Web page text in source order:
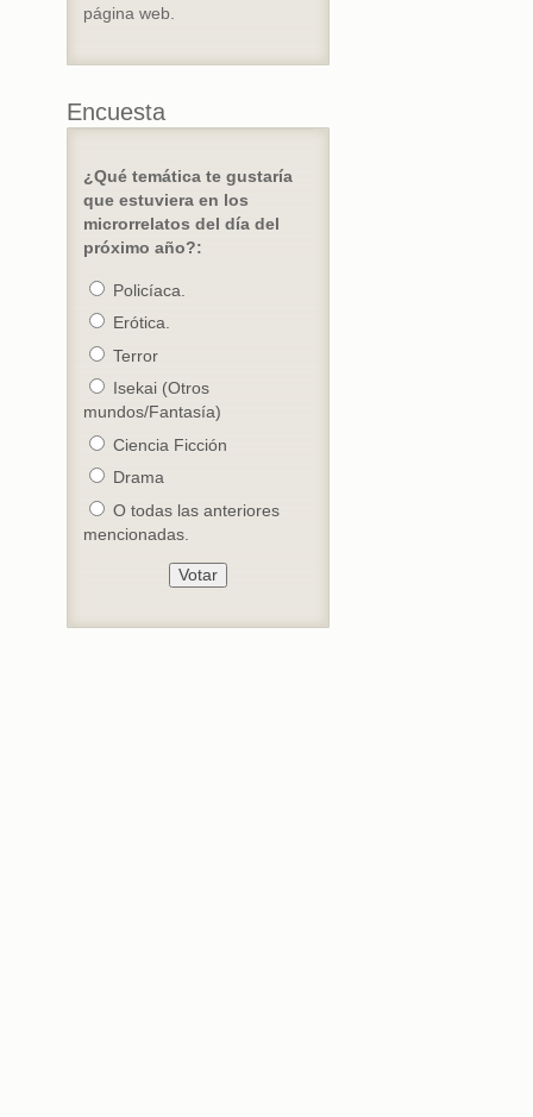
página web.
Encuesta
¿Qué temática te gustaría
que estuviera en los
microrrelatos del día del
próximo año?:
Policíaca.
Erótica.
Terror
Isekai (Otros
mundos/Fantasía)
Ciencia Ficción
Drama
O todas las anteriores
mencionadas.